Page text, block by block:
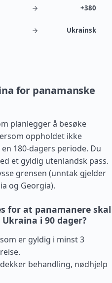
+380
Ukrainsk
for panamanske
planlegger å besøke
oppholdet ikke
180-dagers periode. Du
et gyldig utenlandsk pass.
grensen (unntak gjelder
og Georgia).
for at panamanere skal
i 90 dager?
er gyldig i minst 3
behandling, nødhjelp